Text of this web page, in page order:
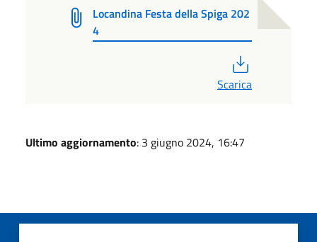
Locandina Festa della Spiga 202
4
Scarica
Ultimo aggiornamento: 3 giugno 2024, 16:47